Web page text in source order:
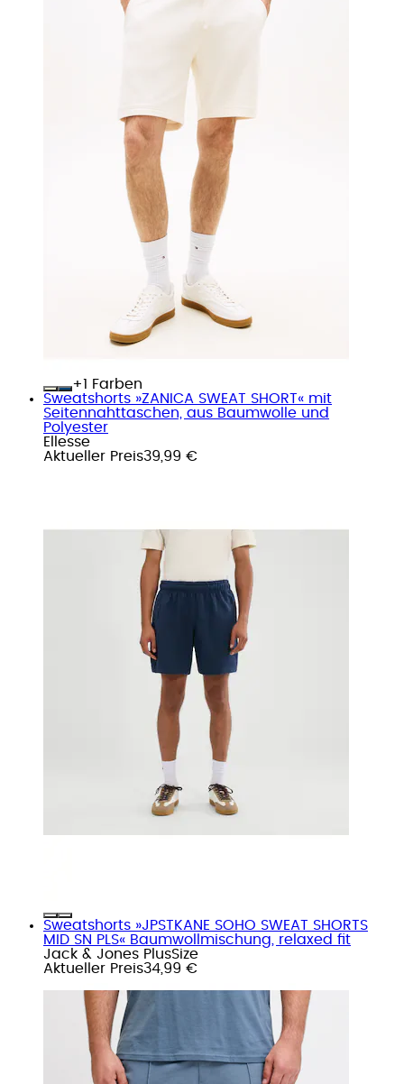
+
Farben
Sweatshorts »ZANICA SWEAT SHORT« mit
Seitennahttaschen, aus Baumwolle und
Polyester
Ellesse
Aktueller Preis39,99 €
Sweatshorts »JPSTKANE SOHO SWEAT SHORTS
MID SN PLS« Baumwollmischung, relaxed fit
Jack & Jones PlusSize
Aktueller Preis34,99 €